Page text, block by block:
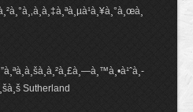
Sutherland